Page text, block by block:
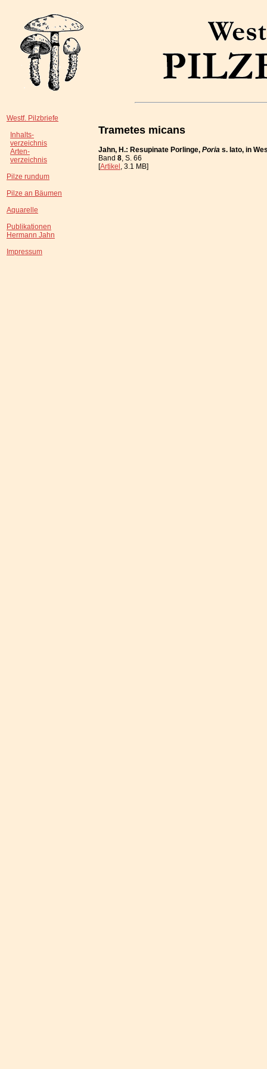
Westf. Pilzbriefe
Inhalts-
verzeichnis
Arten-
verzeichnis
Pilze rundum
Pilze an Bäumen
Aquarelle
Publikationen
Hermann Jahn
Impressum
Trametes micans
Jahn, H.: Resupinate Porlinge, Poria s. lato, in
Band 8, S. 66
[Artikel, 3.1 MB]